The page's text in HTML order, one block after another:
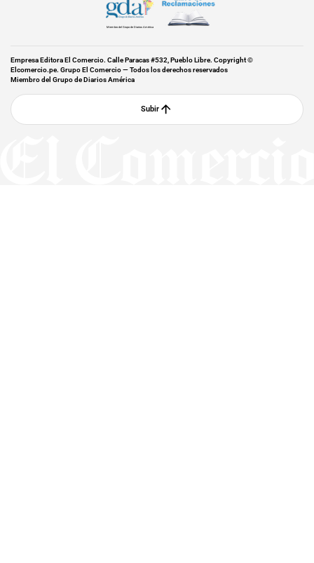
Miembro del Grupo de Diarios América
Empresa Editora El Comercio. Calle Paracas #532, Pueblo Libre. Copyright ©
Elcomercio.pe. Grupo El Comercio — Todos los derechos reservados
Miembro del Grupo de Diarios América
Subir